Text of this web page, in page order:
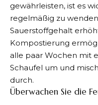
gewährleisten, ist es
regelmäßig zu
Sauerstoffgehalt
Kompostierung
alle paar Wochen mit
Schaufel um und
durch.
Überwachen Sie die